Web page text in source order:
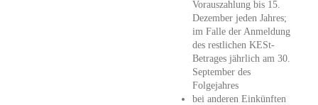
Vorauszahlung bis 15.
Dezember jeden Jahres;
im Falle der Anmeldung
des restlichen KESt-
Betrages jährlich am 30.
September des
Folgejahres
bei anderen Einkünften